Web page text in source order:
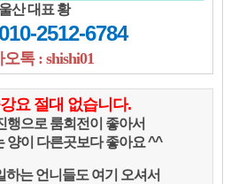
울산 대표 황
2512-6784
톡 : shishi01
요 절대 없습니다.
행으로 룸회전이 좋아서
양이 다른곳보다 좋아요 ^^
하는 언니들도 여기 오셔서